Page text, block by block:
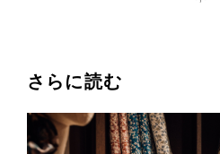
さらに読む